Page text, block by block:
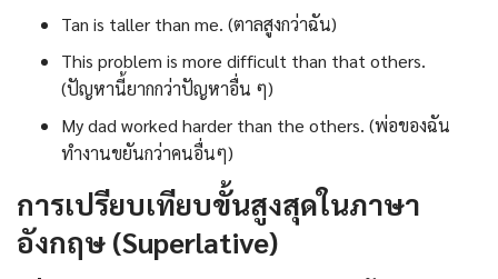
Tan is taller than me. (ตาลสูงกว่าฉัน)
This problem is more difficult than that others.
(ปัญหานี้ยากกว่าปัญหาอื่น ๆ)
My dad worked harder than the others. (พ่อของฉัน
ทำงานขยันกว่าคนอื่นๆ)
การเปรียบเทียบขั้นสูงสุดในภาษา
อังกฤษ (Superlative)